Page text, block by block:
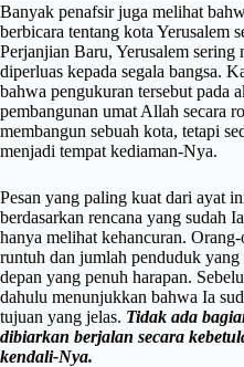
Banyak penafsir juga melihat
berbicara tentang kota Yerusalem
Perjanjian Baru, Yerusalem
diperluas kepada segala bangsa.
bahwa pengukuran tersebut pada
pembangunan umat Allah secara
membangun sebuah kota, tetapi
menjadi tempat kediaman-Nya.
Pesan yang paling kuat dari ayat
berdasarkan rencana yang sudah
hanya melihat kehancuran.
runtuh dan jumlah penduduk
depan yang penuh harapan.
dahulu menunjukkan bahwa Ia
tujuan yang jelas. Tidak ada
dibiarkan berjalan secara
kendali-Nya.